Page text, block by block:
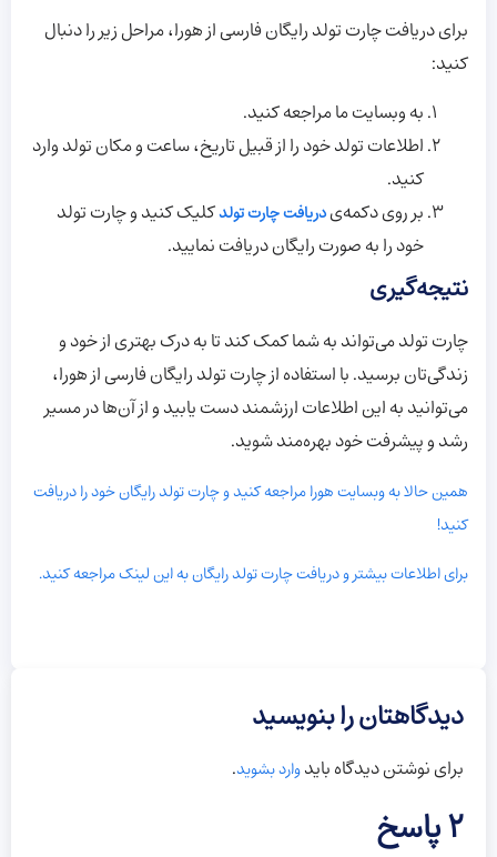
برای دریافت چارت تولد رایگان فارسی از هورا، مراحل زیر را دنبال
کنید:
به وبسایت ما مراجعه کنید.
اطلاعات تولد خود را از قبیل تاریخ، ساعت و مکان تولد وارد
کنید.
بر روی دکمه‌یدریافت چارت تولدکلیک کنید و چارت تولد
خود را به صورت رایگان دریافت نمایید.
نتیجه‌گیری
چارت تولد می‌تواند به شما کمک کند تا به درک بهتری از خود و
زندگی‌تان برسید. با استفاده از چارت تولد رایگان فارسی از هورا،
می‌توانید به این اطلاعات ارزشمند دست یابید و از آن‌ها در مسیر
رشد و پیشرفت خود بهره‌مند شوید.
همین حالا به وبسایت هورا مراجعه کنید و چارت تولد رایگان خود را دریافت
کنید!
برای اطلاعات بیشتر و دریافت چارت تولد رایگان به این لینک مراجعه کنید.
2 پاسخ
دیدگاهتان را بنویسید
برای نوشتن دیدگاه بایدوارد بشوید.